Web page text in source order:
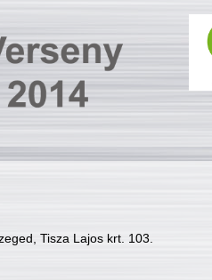
Tisza Lajos krt. 103.